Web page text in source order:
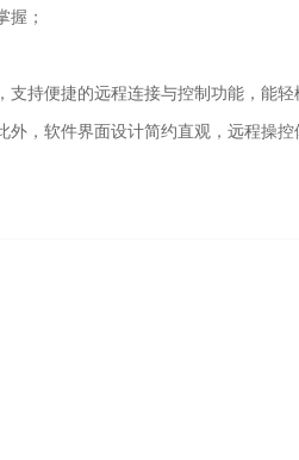
握；
持便捷的远程连接与控制功能，能
，软件界面设计简约直观，远程操